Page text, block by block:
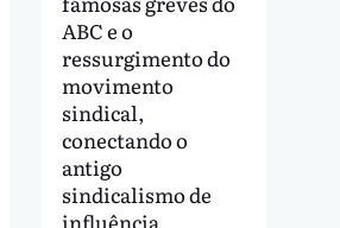
ABC e o
ressurgimento do
movimento
sindical,
conectando o
antigo
sindicalismo de
influência